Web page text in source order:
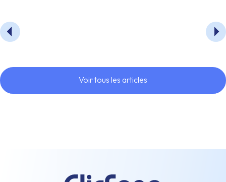
Voir tous les articles